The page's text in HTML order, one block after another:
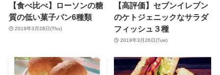
【食べ比べ】ローソンの糖
質の低い菓子パン6種類
2019年3月28日(Thu)
【高評価】セブンイレブン
のケトジェニックなサラダ
フィッシュ３種
2019年3月26日(Tue)